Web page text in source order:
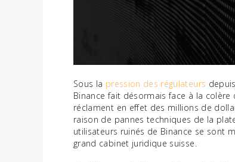
Sous la pression des régulateurs
Binance fait désormais face à la
réclament en effet des millions de
raison de pannes techniques de la
utilisateurs ruinés de Binance se sont
grand cabinet juridique suisse.